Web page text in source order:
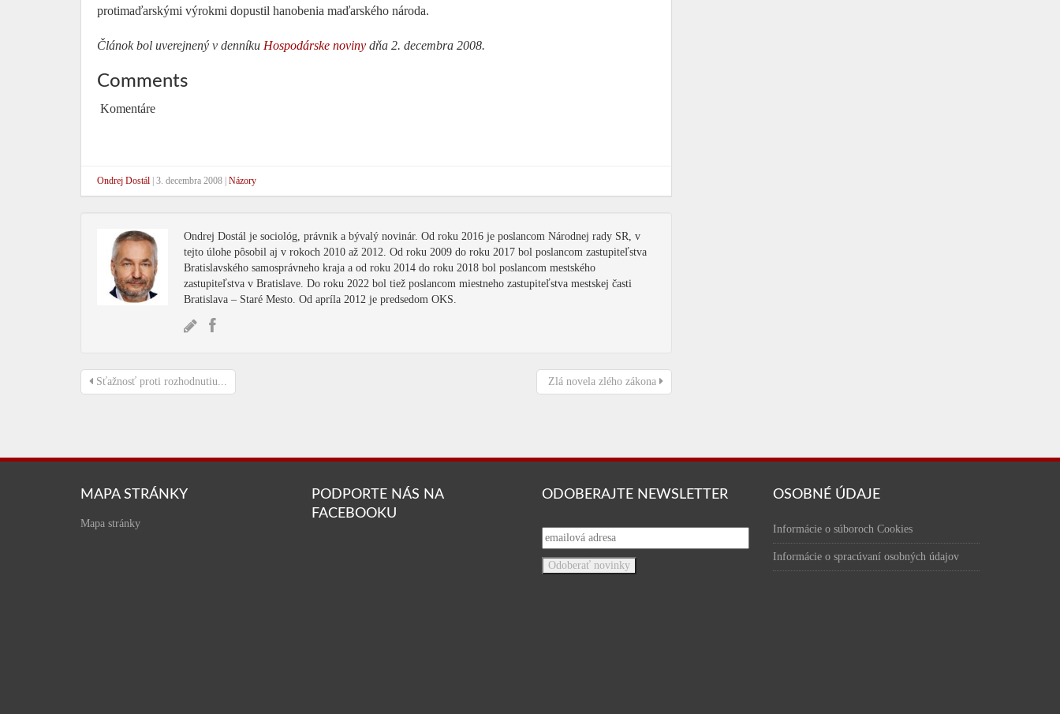
protimaďarskými výrokmi dopustil hanobenia maďarského národa.
Článok bol uverejnený v denníku Hospodárske noviny dňa 2. decembra 2008.
Comments
Komentáre
Ondrej Dostál 3. decembra 2008 Názory
Ondrej Dostál je sociológ, právnik a bývalý novinár. Od roku 2016 je poslancom Národnej rady SR, v
tejto úlohe pôsobil aj v rokoch 2010 až 2012. Od roku 2009 do roku 2017 bol poslancom zastupiteľstva
Bratislavského samosprávneho kraja a od roku 2014 do roku 2018 bol poslancom mestského
zastupiteľstva v Bratislave. Do roku 2022 bol tiež poslancom miestneho zastupiteľstva mestskej časti
Bratislava – Staré Mesto. Od apríla 2012 je predsedom OKS.
Sťažnosť proti rozhodnutiu... Zlá novela zlého zákona
MAPA STRÁNKY
Mapa stránky
PODPORTE NÁS NA
FACEBOOKU
ODOBERAJTE NEWSLETTER OSOBNÉ ÚDAJE
Informácie o súboroch Cookies
Informácie o spracúvaní osobných údajov